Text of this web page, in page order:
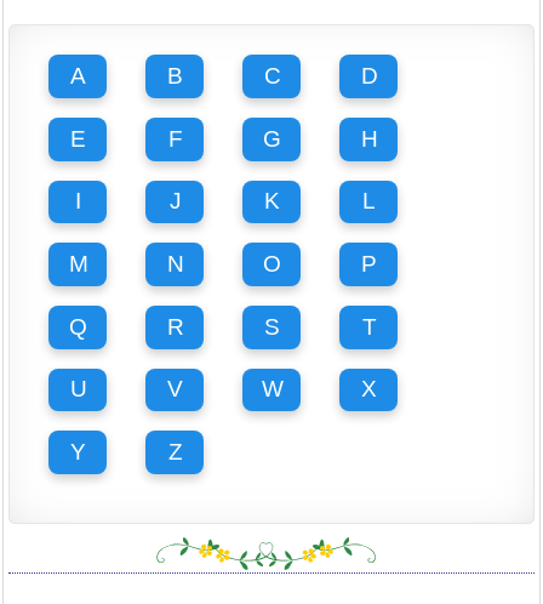
A B C D
E F G H
I J K L
M N O P
Q R S T
U V W X
Y Z